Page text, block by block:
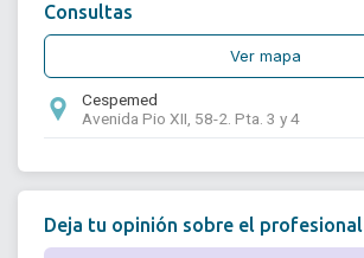
Consultas
Ver mapa
Cespemed
Avenida Pio XII, 58-2. Pta. 3 y 4
Deja tu opinión sobre el profesional